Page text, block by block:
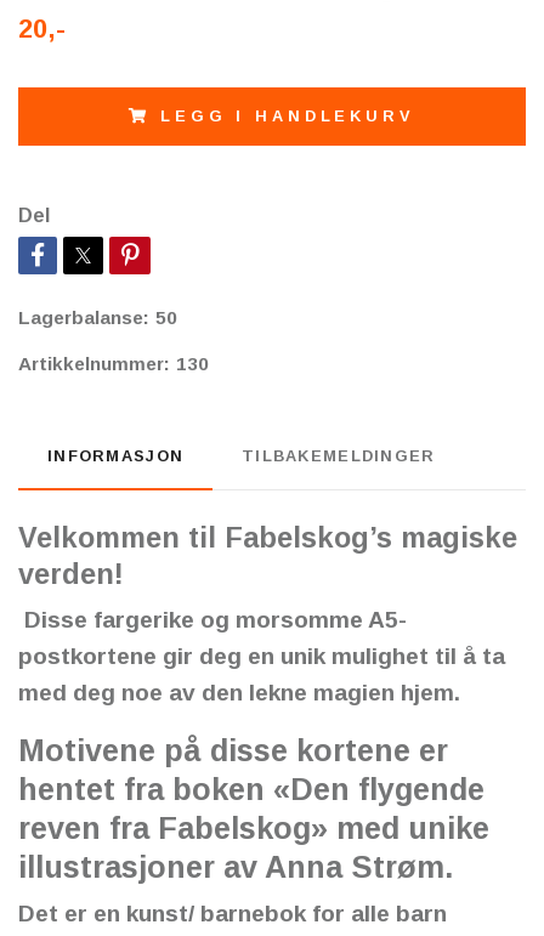
20,-
LEGG I HANDLEKURV
Del
Lagerbalanse: 50
Artikkelnummer: 130
INFORMASJON TILBAKEMELDINGER
Velkommen til Fabelskog’s magiske
verden!
Disse fargerike og morsomme A5-
postkortene gir deg en unik mulighet til å ta
med deg noe av den lekne magien hjem.
Motivene på disse kortene er
hentet fra boken «Den flygende
reven fra Fabelskog» med unike
illustrasjoner av Anna Strøm.
Det er en kunst/ barnebok for alle barn